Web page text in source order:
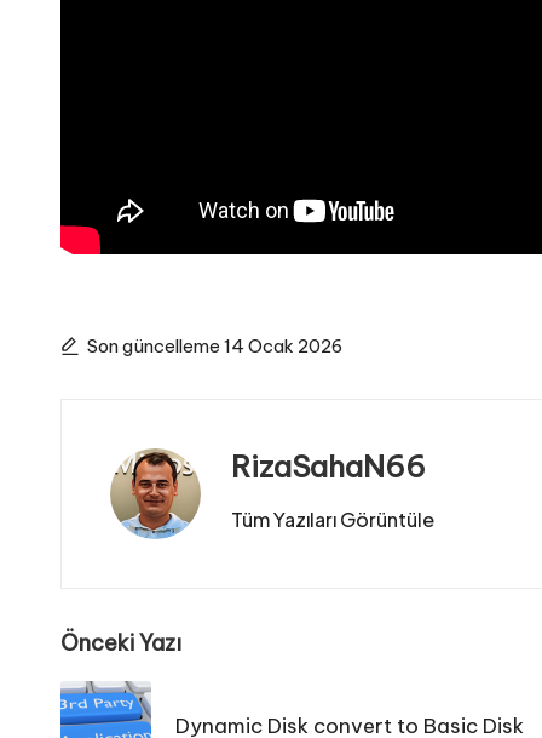
Son güncelleme 14 Ocak 2026
RizaSahaN66
Tüm Yazıları Görüntüle
Post
navigation
Önceki Yazı
Dynamic Disk convert to Basic Disk